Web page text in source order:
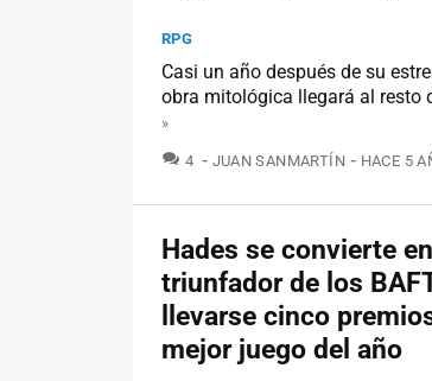
RPG
Casi un año después de su
obra mitológica llegará al resto
»
4 COMENTARIOS
JUAN SANMARTÍN HACE 5
Hades se convierte
triunfador de los
llevarse cinco
mejor juego del año